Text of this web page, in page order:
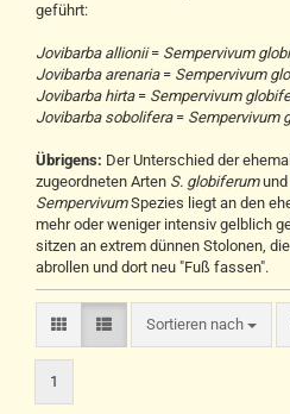
geführt:
Jovibarba allionii= Sempervivum
Jovibarba arenaria= Sempervivum
Jovibarba hirta= Sempervivum
Jovibarba sobolifera= Sempervivum
Übrigens: Der Unterschied der
zugeordneten Arten S. globiferumund
SempervivumSpezies liegt an den
mehr oder weniger intensiv gelblich
sitzen an extrem dünnen Stolonen,
abrollen und dort neu "Fuß fassen".
Sortieren nach
Sortieren nach
1